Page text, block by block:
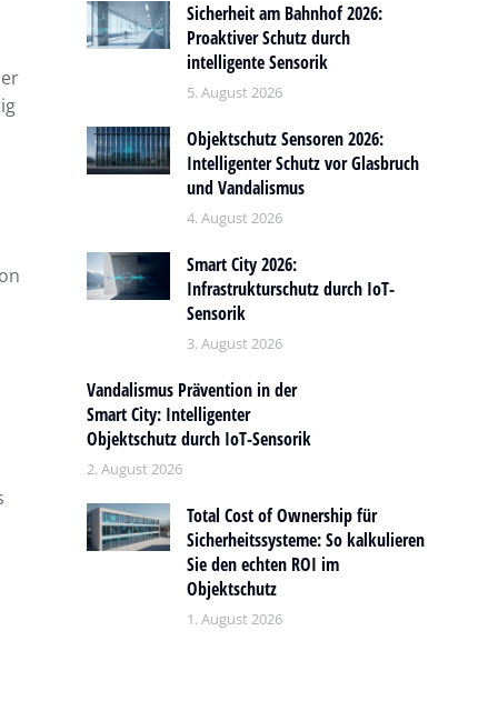
Sicherheit am Bahnhof 2026:
Proaktiver Schutz durch
intelligente Sensorik
5. August 2026
Objektschutz Sensoren 2026:
Intelligenter Schutz vor Glasbruch
und Vandalismus
4. August 2026
Smart City 2026:
Infrastrukturschutz durch IoT-
Sensorik
3. August 2026
Vandalismus Prävention in der
Smart City: Intelligenter
Objektschutz durch IoT-Sensorik
2. August 2026
Total Cost of Ownership für
Sicherheitssysteme: So kalkulieren
Sie den echten ROI im
Objektschutz
1. August 2026